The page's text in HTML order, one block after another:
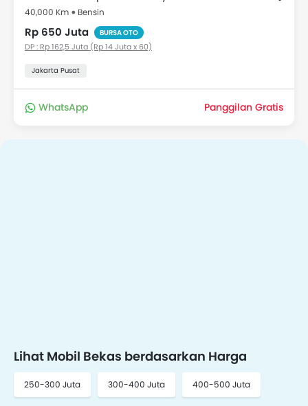
40,000 Km Bensin
Rp 650 Juta BURSA OTO
DP : Rp 162,5 Juta (Rp 14 Juta x 60)
Jakarta Pusat
WhatsApp Panggilan Gratis
Lihat Mobil Bekas berdasarkan Harga
250-300 Juta 300-400 Juta 400-500 Juta